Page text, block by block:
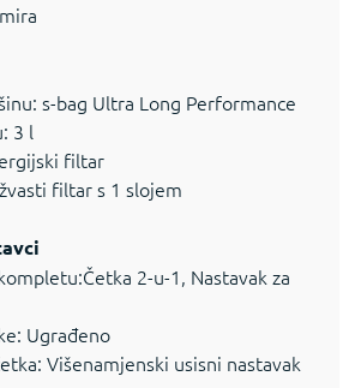
s-bag Ultra Long Performance
3 l
filtar
filtar s 1 slojem
2-u-1, Nastavak za
Ugrađeno
Višenamjenski usisni nastavak